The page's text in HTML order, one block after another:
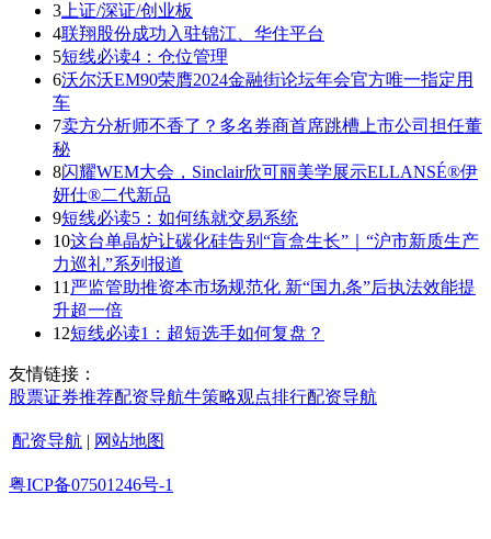
3 上证/深证/创业板
4联翔股份成功入驻锦江、华住平台
5短线必读4：仓位管理
6沃尔沃EM90荣膺2024金融街论坛年会官方唯一指定用
车
7卖方分析师不香了？多名券商首席跳槽上市公司担任董
秘
8闪耀WEM大会，Sinclair欣可丽美学展示ELLANSÉ®伊
妍仕®二代新品
9短线必读5：如何练就交易系统
10这台单晶炉让碳化硅告别“盲盒生长”｜“沪市新质生产
力巡礼”系列报道
11 严监管助推资本市场规范化 新“国九条”后执法效能提
升超一倍
12短线必读1：超短选手如何复盘？
友情链接：
股票证券推荐配资导航牛策略观点排行配资导航
配资导航 | 网站地图
粤ICP备07501246号-1